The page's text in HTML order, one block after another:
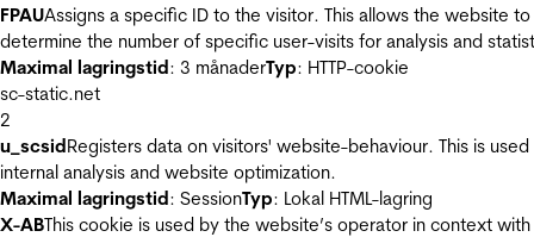
FPAUAssigns a specific ID to the visitor. This allows the website to
determine the number of specific user-visits for analysis and
Maximal lagringstid: 3 månaderTyp: HTTP-cookie
sc-static.net
2
u_scsidRegisters data on visitors' website-behaviour. This is
internal analysis and website optimization.
Maximal lagringstid: SessionTyp: Lokal HTML-lagring
X-ABThis cookie is used by the website’s operator in context with